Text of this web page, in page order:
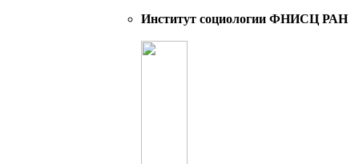
Институт социологии ФНИСЦ РАН